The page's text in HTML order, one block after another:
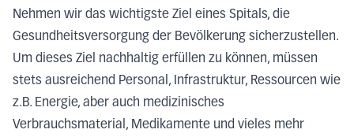
Nehmen wir das wichtigste Ziel eines Spitals, die
Gesundheitsversorgung der Bevölkerung sicherzustellen.
Um dieses Ziel nachhaltig erfüllen zu können, müssen
stets ausreichend Personal, Infrastruktur, Ressourcen wie
z.B. Energie, aber auch medizinisches
Verbrauchsmaterial, Medikamente und vieles mehr